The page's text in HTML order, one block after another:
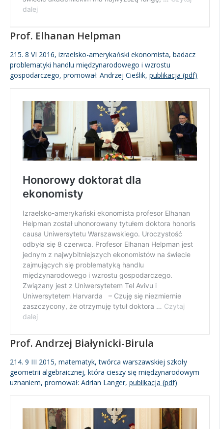
Prof. Elhanan Helpman
215. 8 VI 2016, izraelsko-amerykański ekonomista, badacz
problematyki handlu międzynarodowego i wzrostu
gospodarczego, promował: Andrzej Cieślik, publikacja (pdf)
Prof. Andrzej Białynicki-Birula
214. 9 III 2015, matematyk, twórca warszawskiej szkoły
geometrii algebraicznej, która cieszy się międzynarodowym
uznaniem, promował: Adrian Langer, publikacja (pdf)